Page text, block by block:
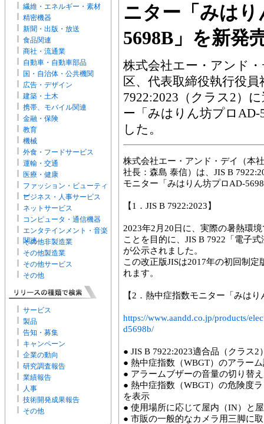
繊維・エネルギー・素材
精密機器
新聞・出版・放送
食品関連
商社・流通業
自動車・自動車部品
国・自治体・公共機関
広告・デザイン
建築・土木
携帯、モバイル関連
金融・保険
教育
機械
外食・フードサービス
運輸・交通
医療・健康
ファッション・ビューティ
ー
ビジネス・人事サービス
ネットサービス
コンピュータ・通信機器
エンタテインメント・音楽
関連
その他非製造業
その他製造業
その他サービス
その他
サービス
製品
告知・募集
キャンペーン
企業の動向
研究調査報告
業績報告
人事
技術開発成果報告
その他
ニター「みは
5698B」を新発
株式会社エー・アンド
区、代表取締役執行役
7922:2023（クラス2）
ー「みはりん坊プロ
した。
株式会社エー・アンド・デイ（本
社長：森島 泰信）は、JIS B
モニター「みはりん坊プロAD-
【1．JIS B 7922:2023】
2023年2月20日に、実際の暑熱環
ことを目的に、JIS B 7922「電子
が公示されました。
この改正版JISは2017年の初回制
れます。
【2．熱中症指数モニター「みは
https://www.aandd.co.jp/products/
d5698b/
● JIS B 7922:2023適合品（クラス2
● 熱中症指数（WBGT）のアラー
● アラームブザーの音量の切り替
● 熱中症指数（WBGT）の危険度
を表示
● 使用場所に応じて屋内（IN）と
● 市販の一般的なカメラ用三脚に